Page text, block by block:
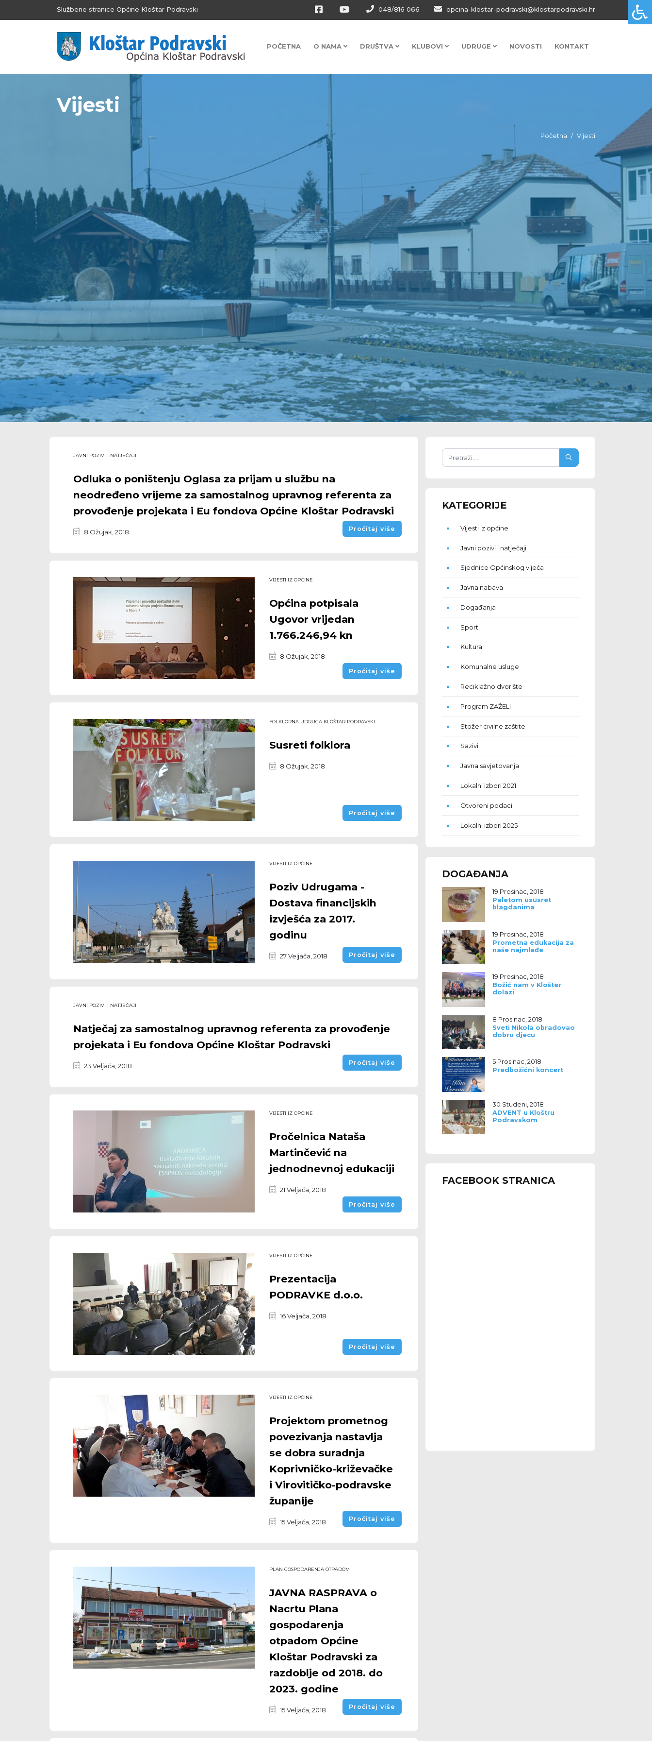
Službene stranice Općine Kloštar Podravski 048/816 066 opcina-klostar-podravski@klostarpodravski.hr
POČETNA O NAMA DRUŠTVA KLUBOVI UDRUGE NOVOSTI KONTAKT
Vijesti
Početna Vijesti
JAVNI POZIVI I NATJEČAJI
Odluka o poništenju Oglasa za prijam u službu na
neodređeno vrijeme za samostalnog upravnog referenta za
provođenje projekata i Eu fondova Općine Kloštar Podravski
8 Ožujak, 2018 Pročitaj više
VIJESTI IZ OPĆINE
Općina potpisala
Ugovor vrijedan
1.766.246,94 kn
8 Ožujak, 2018
Pročitaj više
FOLKLORNA UDRUGA KLOŠTAR PODRAVSKI
Susreti folklora
8 Ožujak, 2018
Pročitaj više
VIJESTI IZ OPĆINE
Poziv Udrugama -
Dostava financijskih
izvješća za 2017.
godinu
27 Veljača, 2018 Pročitaj više
JAVNI POZIVI I NATJEČAJI
Natječaj za samostalnog upravnog referenta za provođenje
projekata i Eu fondova Općine Kloštar Podravski
23 Veljača, 2018 Pročitaj više
VIJESTI IZ OPĆINE
Pročelnica Nataša
Martinčević na
jednodnevnoj edukaciji
21 Veljača, 2018
Pročitaj više
VIJESTI IZ OPĆINE
Prezentacija
PODRAVKE d.o.o.
16 Veljača, 2018
Pročitaj više
VIJESTI IZ OPĆINE
Projektom prometnog
povezivanja nastavlja
se dobra suradnja
Koprivničko-križevačke
i Virovitičko-podravske
županije
15 Veljača, 2018 Pročitaj više
PLAN GOSPODARENJA OTPADOM
JAVNA RASPRAVA o
Nacrtu Plana
gospodarenja
otpadom Općine
Kloštar Podravski za
razdoblje od 2018. do
2023. godine
15 Veljača, 2018 Pročitaj više
KATEGORIJE
Vijesti iz općine
Javni pozivi i natječaji
Sjednice Općinskog vijeća
Javna nabava
Događanja
Sport
Kultura
Komunalne usluge
Reciklažno dvorište
Program ZAŽELI
Stožer civilne zaštite
Sazivi
Javna savjetovanja
Lokalni izbori 2021
Otvoreni podaci
Lokalni izbori 2025
DOGAĐANJA
19 Prosinac, 2018
Paletom ususret
blagdanima
19 Prosinac, 2018
Prometna edukacija za
naše najmlađe
19 Prosinac, 2018
Božić nam v Klošter
dolazi
8 Prosinac, 2018
Sveti Nikola obradovao
dobru djecu
5 Prosinac, 2018
Predbožićni koncert
30 Studeni, 2018
ADVENT u Kloštru
Podravskom
FACEBOOK STRANICA